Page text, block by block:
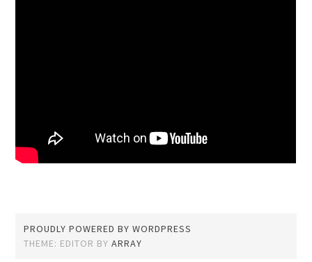
PROUDLY POWERED BY WORDPRESS
THEME: EDITOR BYARRAY